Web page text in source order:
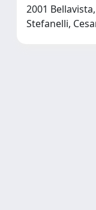
2001
Stefanelli,